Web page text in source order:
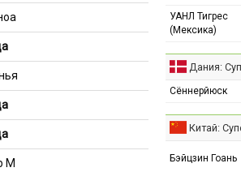
М
УАНЛ Тигрес
(Мексика)
Дания:
Сённерйюск
Китай:
Бэйцзин Гоань